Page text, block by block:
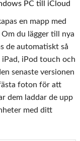
PC till iCloud
en mapp med
du lägger till nya
de automatiskt så
iPod touch och
senaste versionen
foton för att
dem laddar de upp
med ditt